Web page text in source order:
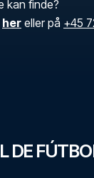
kan finde?
her eller på +45
DE